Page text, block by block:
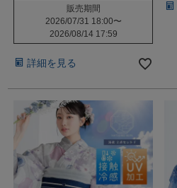
販売期間
2026/07/31 18:00〜
2026/08/14 17:59
詳細を見る